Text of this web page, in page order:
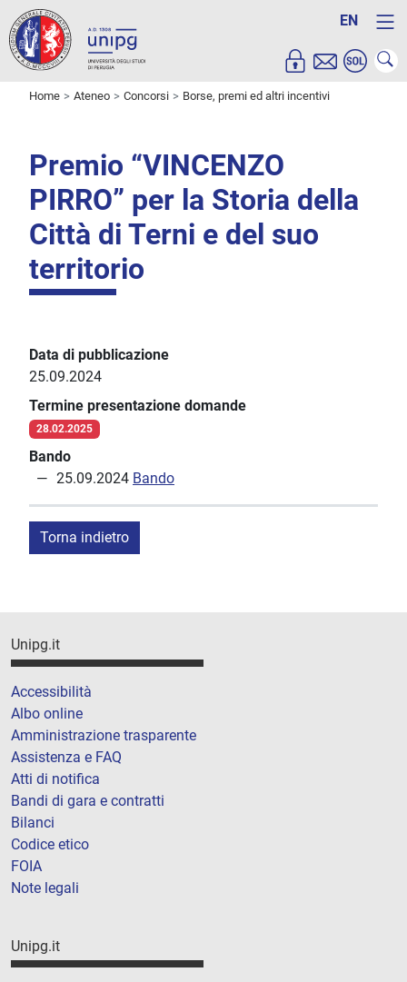
EN
Home Ateneo Concorsi Borse, premi ed altri incentivi
Premio “VINCENZO
PIRRO” per la Storia della
Città di Terni e del suo
territorio
Data di pubblicazione
25.09.2024
Termine presentazione domande
28.02.2025
Bando
25.09.2024 Bando
Torna indietro
Unipg.it
Accessibilità
Albo online
Amministrazione trasparente
Assistenza e FAQ
Atti di notifica
Bandi di gara e contratti
Bilanci
Codice etico
FOIA
Note legali
Unipg.it